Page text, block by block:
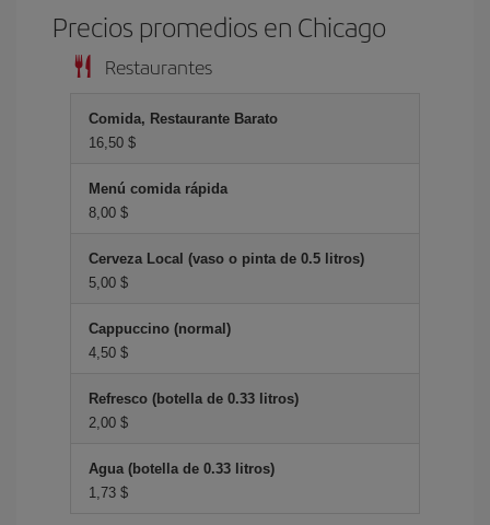
Precios promedios en Chicago
Restaurantes
Comida, Restaurante Barato
16,50 $
Menú comida rápida
8,00 $
Cerveza Local (vaso o pinta de 0.5 litros)
5,00 $
Cappuccino (normal)
4,50 $
Refresco (botella de 0.33 litros)
2,00 $
Agua (botella de 0.33 litros)
1,73 $